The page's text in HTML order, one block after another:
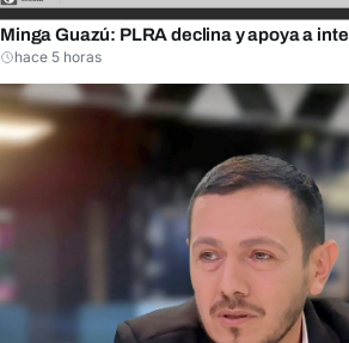
Minga Guazú: PLRA declina y apoya a
hace 5 horas